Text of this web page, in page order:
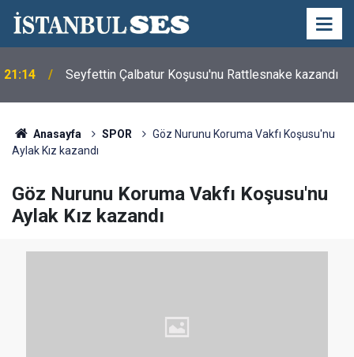
21:14 Seyfettin Çalbatur Koşusu'nu Rattlesnake kazandı
Anasayfa SPOR
Göz Nurunu Koruma Vakfı Koşusu'nu
Aylak Kız kazandı
Göz Nurunu Koruma Vakfı Koşusu'nu
Aylak Kız kazandı